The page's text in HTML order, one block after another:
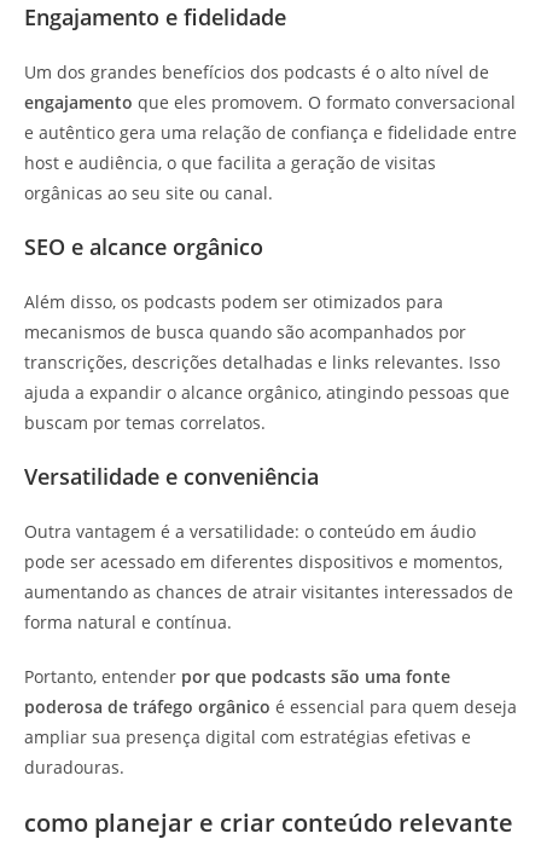
Engajamento e fidelidade
Um dos grandes benefícios dos podcasts é o alto nível de
engajamento que eles promovem. O formato conversacional
e autêntico gera uma relação de confiança e fidelidade entre
host e audiência, o que facilita a geração de visitas
orgânicas ao seu site ou canal.
SEO e alcance orgânico
Além disso, os podcasts podem ser otimizados para
mecanismos de busca quando são acompanhados por
transcrições, descrições detalhadas e links relevantes. Isso
ajuda a expandir o alcance orgânico, atingindo pessoas que
buscam por temas correlatos.
Versatilidade e conveniência
Outra vantagem é a versatilidade: o conteúdo em áudio
pode ser acessado em diferentes dispositivos e momentos,
aumentando as chances de atrair visitantes interessados de
forma natural e contínua.
Portanto, entender por que podcasts são uma fonte
poderosa de tráfego orgânico é essencial para quem deseja
ampliar sua presença digital com estratégias efetivas e
duradouras.
como planejar e criar conteúdo relevante